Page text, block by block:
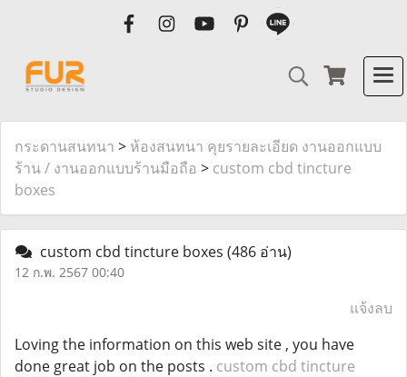
กระดานสนทนา > ห้องสนทนา คุยรายละเอียด งานออกแบบ
ร้าน / งานออกแบบร้านมือถือ > custom cbd tincture
boxes
custom cbd tincture boxes (486 อ่าน)
12 ก.พ. 2567 00:40
แจ้งลบ
Loving the information on this web site , you have
done great job on the posts . custom cbd tincture